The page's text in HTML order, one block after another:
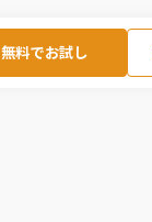
無料でお試し